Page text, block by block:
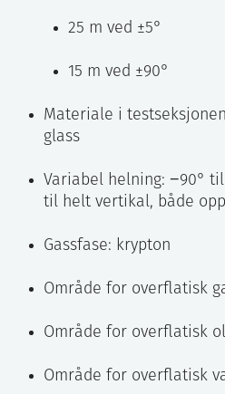
25 m ved ±5°
15 m ved ±90°
Materiale i
glass
Variabel helning: −90°
til helt vertikal, både
Gassfase: krypton
Område for overflatisk
Område for overflatisk
Område for overflatisk